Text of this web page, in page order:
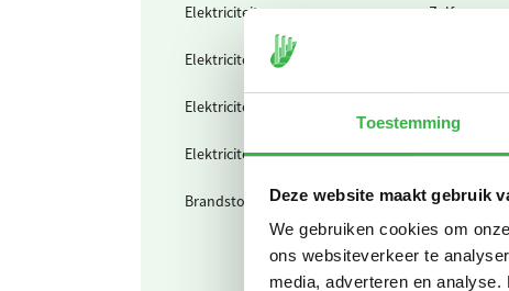
Toestemming
Deze website maakt gebruik
We gebruiken cookies om
ons websiteverkeer te
media, adverteren en
Elektriciteit
Zelf
Elektriciteit
Elektriciteit
Elektriciteit Waarvan
Brandstof & warmte Warmte uit